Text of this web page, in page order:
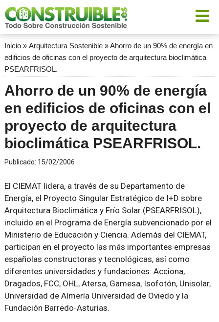
Inicio» Arquitectura Sostenible»Ahorro de un 90% de energía en
edificios de oficinas con el proyecto de arquitectura bioclimática
PSEARFRISOL.
Ahorro de un 90% de energía
en edificios de oficinas con el
proyecto de arquitectura
bioclimática PSEARFRISOL.
Publicado: 15/02/2006
El CIEMAT lidera, a través de su Departamento de
Energía, el Proyecto Singular Estratégico de I+D sobre
Arquitectura Bioclimática y Frío Solar (PSEARFRISOL),
incluido en el Programa de Energía subvencionado por el
Ministerio de Educación y Ciencia. Además del CIEMAT,
participan en el proyecto las más importantes empresas
españolas constructoras y tecnológicas, así como
diferentes universidades y fundaciones: Acciona,
Dragados, FCC, OHL, Atersa, Gamesa, Isofotón, Unisolar,
Universidad de Almería Universidad de Oviedo y la
Fundación Barredo-Asturias.